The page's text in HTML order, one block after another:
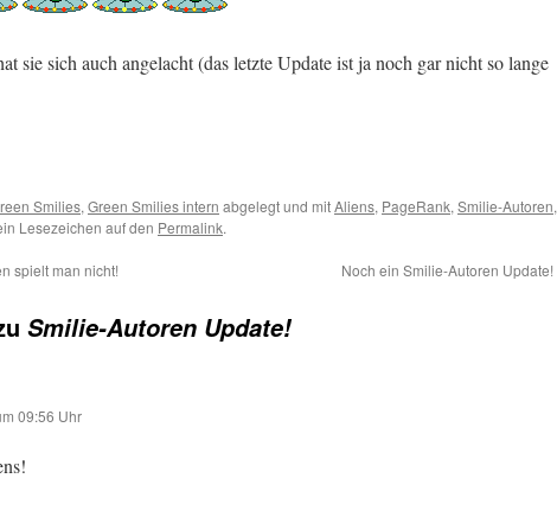
sie sich auch angelacht (das letzte Update ist ja noch gar nicht so lange
Smilies, Green Smilies intern abgelegt und mitAliens, PageRank, Smilie-Autoren,
Lesezeichen auf den Permalink.
spielt man nicht! Noch ein Smilie-Autoren Update!
Smilie-Autoren Update!
09:56 Uhr